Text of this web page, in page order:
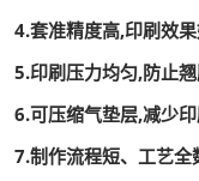
4.套准精度高,印刷效
5.印刷压力均匀,防止
6.可压缩气垫层,减少
7.制作流程短、工艺全